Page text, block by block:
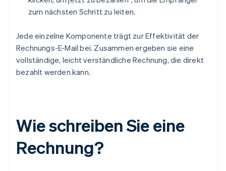
zum nächsten Schritt zu leiten.
Jede einzelne Komponente trägt zur Effektivität der
Rechnungs-E-Mail bei. Zusammen ergeben sie eine
vollständige, leicht verständliche Rechnung, die direkt
bezahlt werden kann.
Wie schreiben Sie eine
Rechnung?